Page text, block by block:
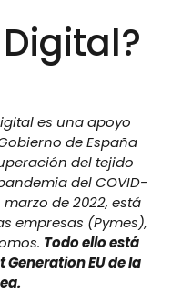
es una apoyo
de España
del tejido
del COVID-
marzo de 2022, está
empresas (Pymes),
Todo ello está
EU de la